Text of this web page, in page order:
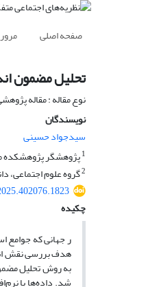
صفحه اصلی مرور
تحلیل مضمون
نوع مقاله : مقاله
نویسندگان
سیدجواد حسینی
1پژوهشگر پژوهشکده
2گروه علوم اجتماعی،
چکیده
ر جهانی که جوامع
هدف بررسی نقش